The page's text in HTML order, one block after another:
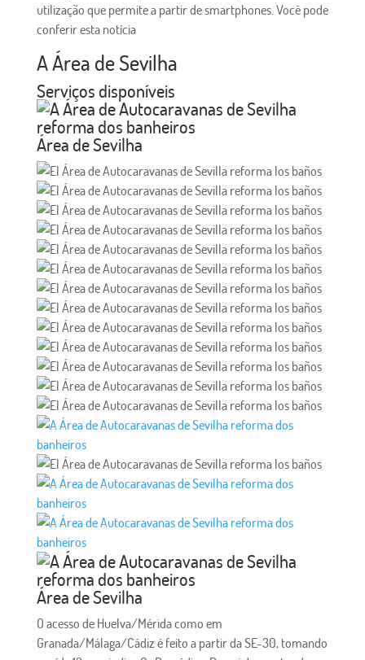
utilização que permite a partir de smartphones. Você pode
conferir esta notícia
A Área de Sevilha
Serviços disponíveis
Área de Sevilha
Área de Sevilha
O acesso de Huelva/Mérida como em
Granada/Málaga/Cádiz é feito a partir da SE-30, tomando